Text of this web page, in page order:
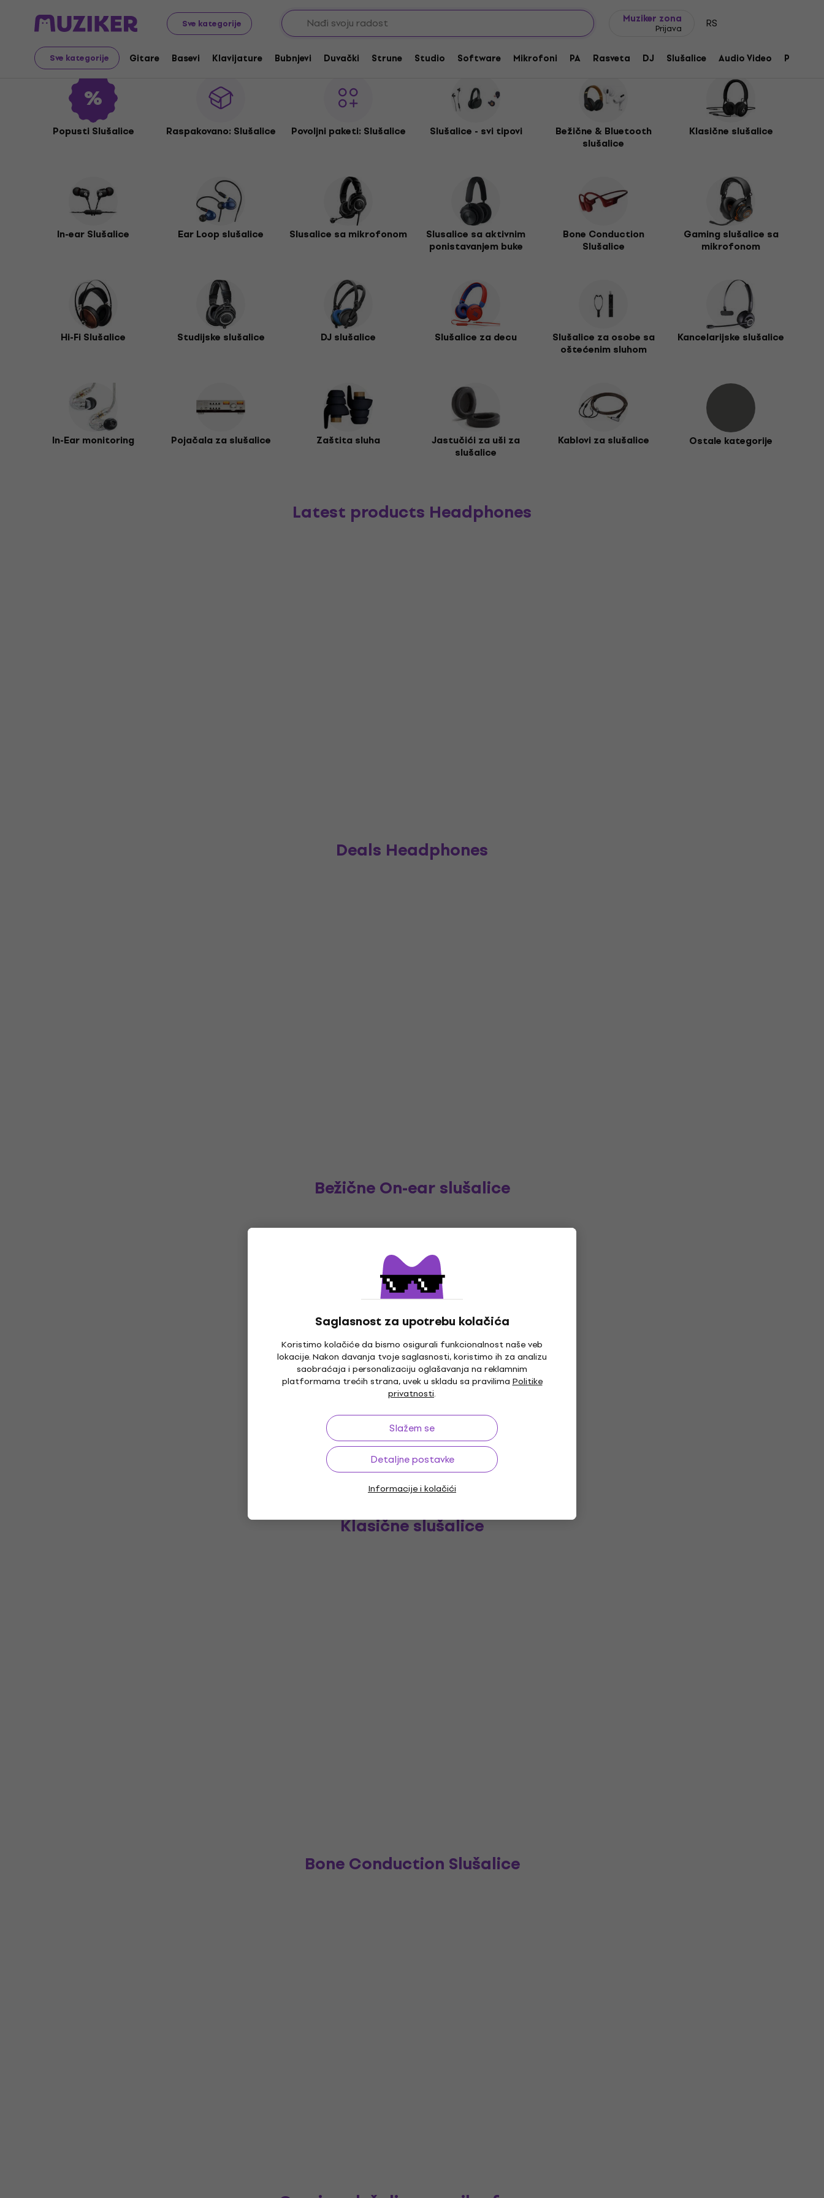
Sve kategorije
Muziker zona
Prijava RS
Sve kategorije Gitare Basevi Klavijature Bubnjevi Duvački Strune Studio Software Mikrofoni PA Rasveta DJ Slušalice Audio Video Pribor
Saglasnost za upotrebu kolačića
Koristimo kolačiće da bismo osigurali funkcionalnost naše veb
lokacije. Nakon davanja tvoje saglasnosti, koristimo ih za analizu
saobraćaja i personalizaciju oglašavanja na reklamnim
platformama trećih strana, uvek u skladu sa pravilimaPolitike
privatnosti.
Slažem se
Detaljne postavke
Informacije i kolačići
Audio Video Tech Slušalice
Slušalice
Popusti Slušalice Raspakovano: Slušalice Povoljni paketi: Slušalice Slušalice - svi tipovi
Bežične & Bluetooth
slušalice
Klasične slušalice
In-ear Slušalice Ear Loop slušalice Slusalice sa mikrofonom
Slusalice sa aktivnim
ponistavanjem buke
Bone Conduction
Slušalice
Gaming slušalice sa
mikrofonom
Hi-Fi Slušalice Studijske slušalice DJ slušalice Slušalice za decu
Slušalice za osobe sa
oštećenim sluhom
Kancelarijske slušalice
In-Ear monitoring Pojačala za slušalice Zaštita sluha
Jastučići za uši za
slušalice
Kablovi za slušalice Ostale kategorije
Latest products Headphones
Deals Headphones
Bežične On-ear slušalice
Klasične slušalice
Bone Conduction Slušalice